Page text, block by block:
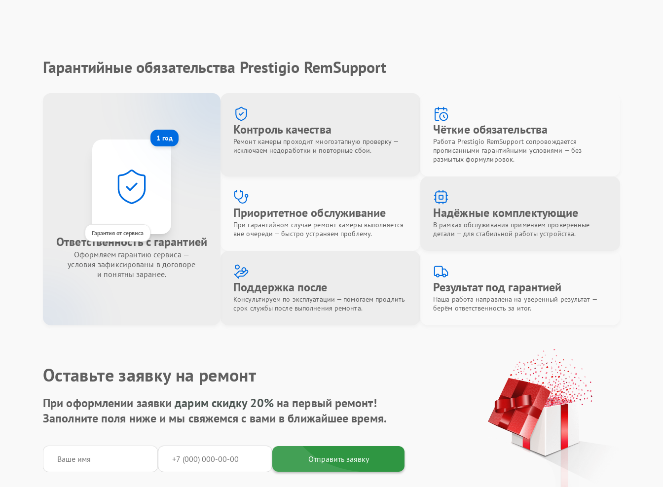
Гарантийные обязательства Prestigio RemSupport
1 год
Гарантия от сервиса
Ответственность с гарантией
Оформляем гарантию сервиса —
условия зафиксированы в договоре
и понятны заранее.
Контроль качества
Ремонт камеры проходит многоэтапную проверку —
исключаем недоработки и повторные сбои.
Чёткие обязательства
Работа Prestigio RemSupport сопровождается
прописанными гарантийными условиями — без
размытых формулировок.
Приоритетное обслуживание
При гарантийном случае ремонт камеры выполняется
вне очереди — быстро устраняем проблему.
Надёжные комплектующие
В рамках обслуживания применяем проверенные
детали — для стабильной работы устройства.
Поддержка после
Консультируем по эксплуатации — помогаем продлить
срок службы после выполнения ремонта.
Результат под гарантией
Наша работа направлена на уверенный результат —
берём ответственность за итог.
Оставьте заявку на ремонт
При оформлении заявкидарим скидку 20%на первый ремонт!
Заполните поля ниже и мы свяжемся с вами в ближайшее время.
Отправить заявку